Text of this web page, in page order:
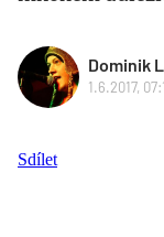
Dominik
1.6.2017,
Sdílet